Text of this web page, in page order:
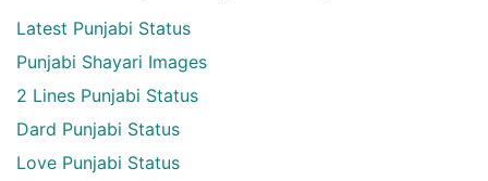
Latest Punjabi Status
Punjabi Shayari Images
2 Lines Punjabi Status
Dard Punjabi Status
Love Punjabi Status